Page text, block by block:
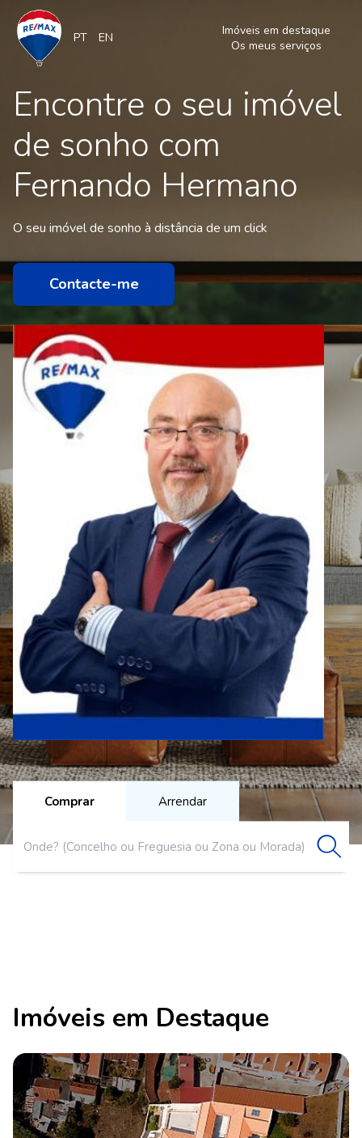
PT EN
Imóveis em destaque
Os meus serviços
Encontre o seu imóvel
de sonho com
Fernando Hermano
O seu imóvel de sonho à distância de um click
Contacte-me
Comprar Arrendar
Imóveis em Destaque